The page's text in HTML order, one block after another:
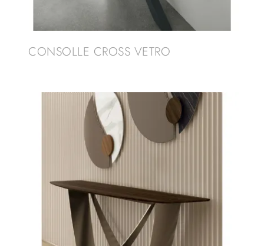
CONSOLLE CROSS VETRO